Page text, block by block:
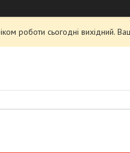
роботи сьогодні вихідний.